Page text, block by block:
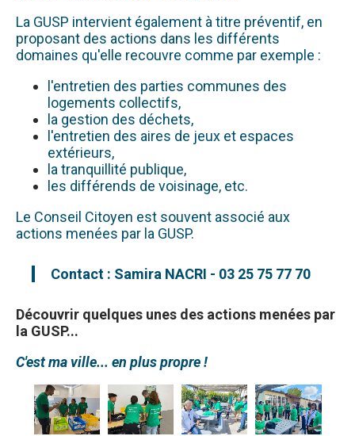
La GUSP intervient également à titre préventif, en
proposant des actions dans les différents
domaines qu'elle recouvre comme par exemple :
l'entretien des parties communes des
logements collectifs,
la gestion des déchets,
l'entretien des aires de jeux et espaces
extérieurs,
la tranquillité publique,
les différends de voisinage, etc.
Le Conseil Citoyen est souvent associé aux
actions menées par la GUSP.
Contact : Samira NACRI - 03 25 75 77 70
Découvrir quelques unes des actions menées par
la GUSP...
C'est ma ville... en plus propre !